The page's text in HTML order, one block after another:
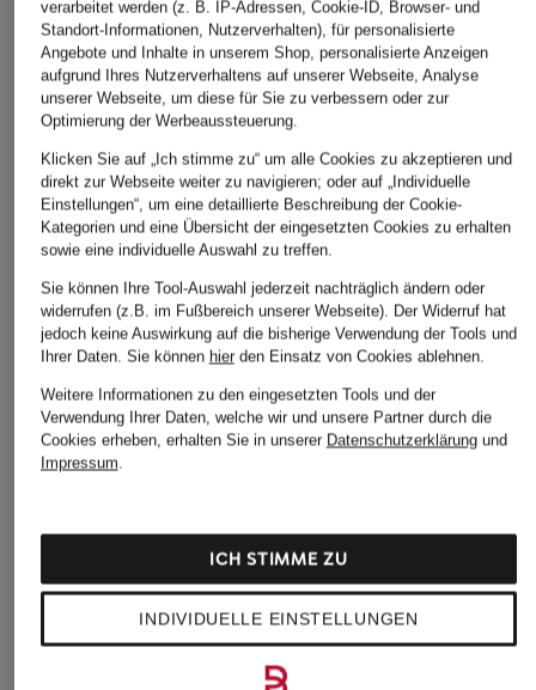
KAFFE
Satinrock KAVERA
69,95 €
NEO NOIR
Satinrock VICKY
69,99 €
+Aktionsrabatt
Satinrock NEVIDA
139,99 €
Ursprünglich:
Weitere Kategorien
Mäntel für Herren
verarbeitet werden (z. B. IP-Adressen, Cookie-ID, Browser- und
Standort-Informationen, Nutzerverhalten), für personalisierte
Angebote und Inhalte in unserem Shop, personalisierte Anzeigen
aufgrund Ihres Nutzerverhaltens auf unserer Webseite, Analyse
unserer Webseite, um diese für Sie zu verbessern oder zur
Optimierung der Werbeaussteuerung.
Klicken Sie auf „Ich stimme zu“ um alle Cookies zu akzeptieren und
direkt zur Webseite weiter zu navigieren; oder auf „Individuelle
Einstellungen“, um eine detaillierte Beschreibung der Cookie-
Kategorien und eine Übersicht der eingesetzten Cookies zu erhalten
sowie eine individuelle Auswahl zu treffen.
Sie können Ihre Tool-Auswahl jederzeit nachträglich ändern oder
widerrufen (z.B. im Fußbereich unserer Webseite). Der Widerruf hat
jedoch keine Auswirkung auf die bisherige Verwendung der Tools und
Ihrer Daten. Sie können hierden Einsatz von Cookies ablehnen.
Weitere Informationen zu den eingesetzten Tools und der
Verwendung Ihrer Daten, welche wir und unsere Partner durch die
Cookies erheben, erhalten Sie in unserer Datenschutzerklärungund
Impressum.
INDIVIDUELLE EINSTELLUNGEN
ICH STIMME ZU